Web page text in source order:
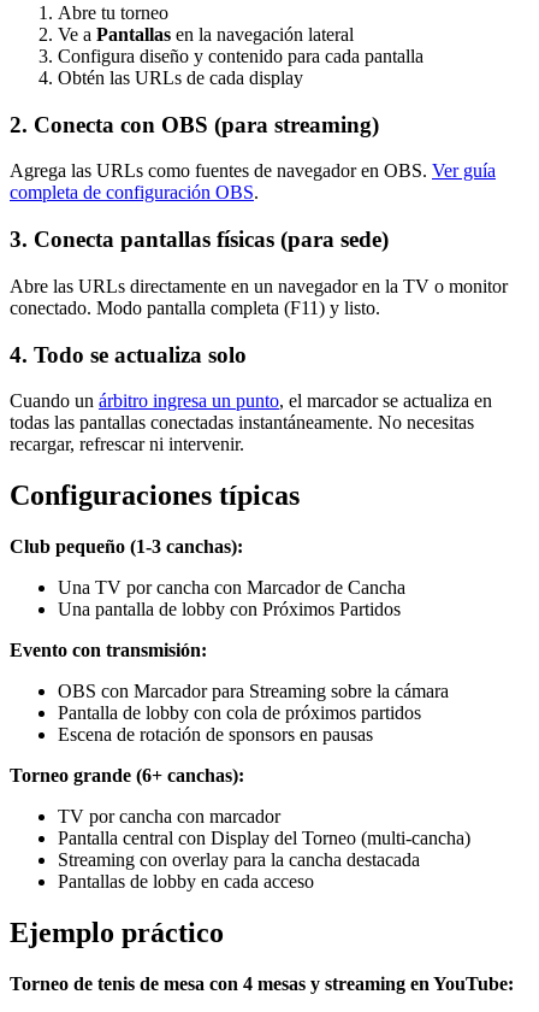
Abre tu torneo
Ve a Pantallas en la navegación lateral
Configura diseño y contenido para cada pantalla
Obtén las URLs de cada display
2. Conecta con OBS (para streaming)
Agrega las URLs como fuentes de navegador en OBS. Ver guía
completa de configuración OBS.
3. Conecta pantallas físicas (para sede)
Abre las URLs directamente en un navegador en la TV o monitor
conectado. Modo pantalla completa (F11) y listo.
4. Todo se actualiza solo
Cuando un árbitro ingresa un punto, el marcador se actualiza en
todas las pantallas conectadas instantáneamente. No necesitas
recargar, refrescar ni intervenir.
Configuraciones típicas
Club pequeño (1-3 canchas):
Una TV por cancha con Marcador de Cancha
Una pantalla de lobby con Próximos Partidos
Evento con transmisión:
OBS con Marcador para Streaming sobre la cámara
Pantalla de lobby con cola de próximos partidos
Escena de rotación de sponsors en pausas
Torneo grande (6+ canchas):
TV por cancha con marcador
Pantalla central con Display del Torneo (multi-cancha)
Streaming con overlay para la cancha destacada
Pantallas de lobby en cada acceso
Ejemplo práctico
Torneo de tenis de mesa con 4 mesas y streaming en YouTube: